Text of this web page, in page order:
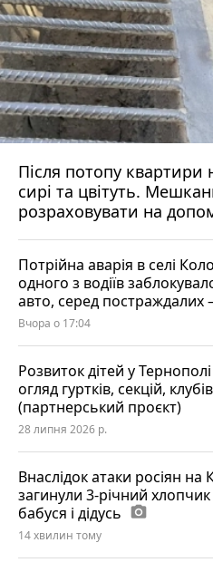
Після потопу квартири
сирі та цвітуть.
розраховувати на
Потрійна аварія в селі
одного з водіїв
авто, серед постраждалих
Вчора о 17:04
Розвиток дітей у
огляд гуртків, секцій,
(партнерський проєкт)
28 липня 2026 р.
Внаслідок атаки росіян на
загинули 3-річний
бабуся і дідусь photo_camera
14 хвилин тому